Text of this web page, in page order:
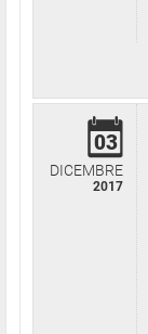
03
DICEMBRE
2017